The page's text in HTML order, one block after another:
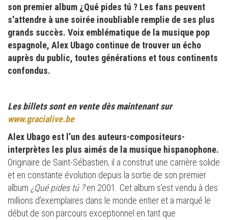
son premier album ¿Qué pides tú ? Les fans peuvent
s'attendre à une soirée inoubliable remplie de ses plus
grands succès. Voix emblématique de la musique pop
espagnole, Alex Ubago continue de trouver un écho
auprès du public, toutes générations et tous continents
confondus.
Les billets sont en vente dès maintenant sur
www.gracialive.be
Alex Ubago est l’un des auteurs-compositeurs-
interprètes les plus aimés de la musique hispanophone.
Originaire de Saint-Sébastien, il a construit une carrière solide
et en constante évolution depuis la sortie de son premier
album ¿Qué pides tú ?en 2001. Cet album s’est vendu à des
millions d’exemplaires dans le monde entier et a marqué le
début de son parcours exceptionnel en tant que